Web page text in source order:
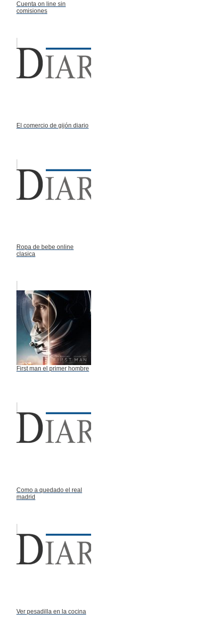
Cuenta on line sin
comisiones
El comercio de gijón diario
Ropa de bebe online
clasica
First man el primer hombre
Como a quedado el real
madrid
Ver pesadilla en la cocina